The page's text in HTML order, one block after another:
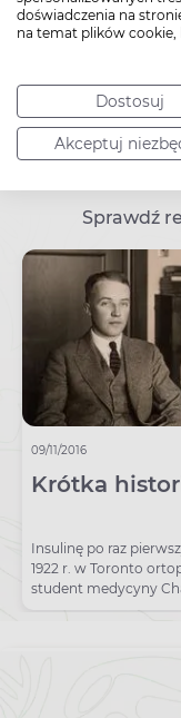
doświadczenia na
na temat plików
Dostosuj
Akceptuj
Sprawdź
09/11/2016
Krótka
Insulinę po raz
1922 r. w Toronto
student medycyny
Collip.